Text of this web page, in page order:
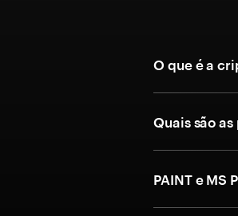
O que é a
Quais são
PAINT e MS